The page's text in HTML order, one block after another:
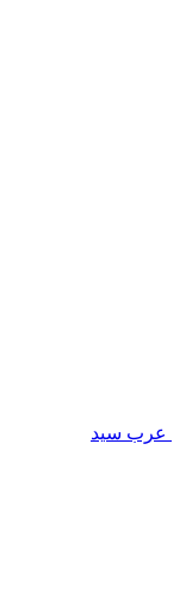
عرب سيد